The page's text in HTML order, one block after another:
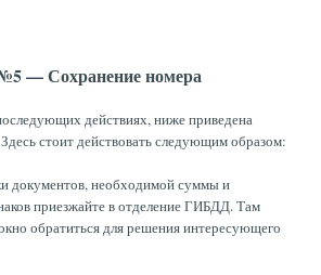
— Сохранение номера
действиях, ниже приведена
стоит действовать следующим образом:
документов, необходимой суммы и
приезжайте в отделение ГИБДД. Там
обратиться для решения интересующего